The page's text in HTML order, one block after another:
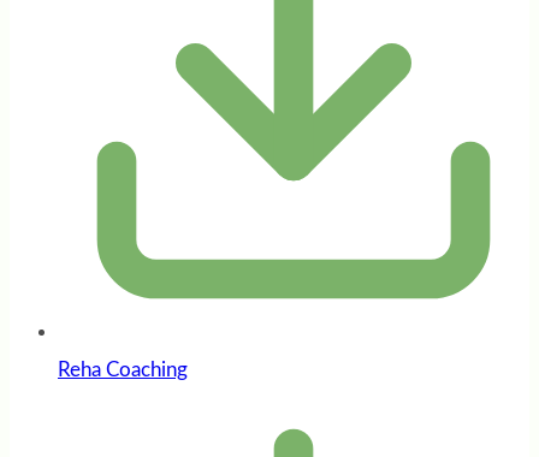
Reha Coaching